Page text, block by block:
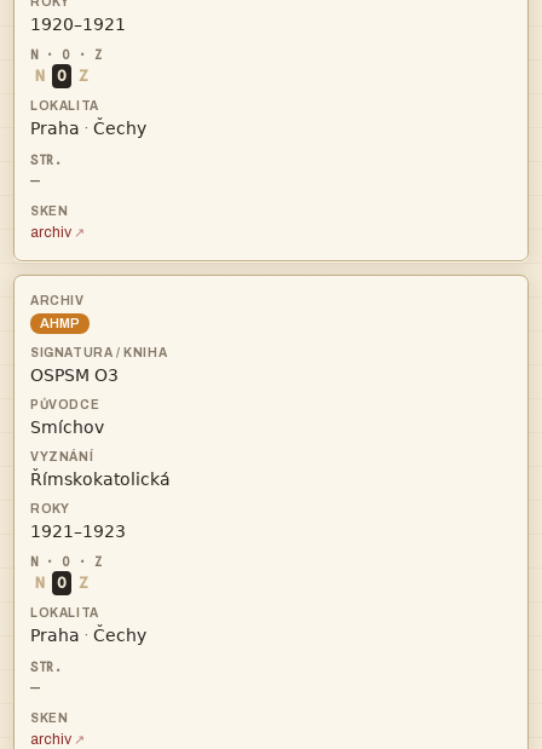

N O Z
 · 
—
archiv
AHMP




N O Z
 · 
—
archiv